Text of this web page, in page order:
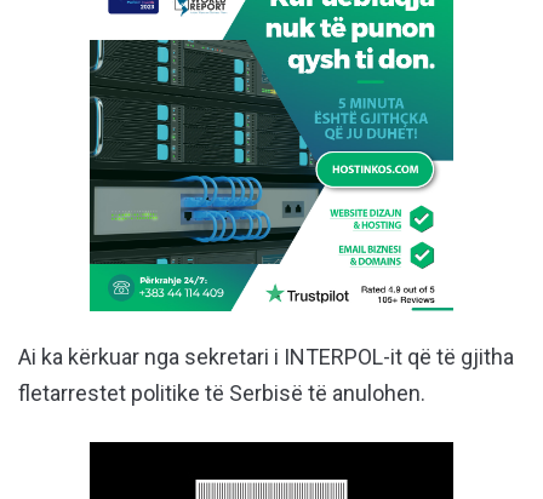
Ai ka kërkuar nga sekretari i INTERPOL-it që të gjitha
fletarrestet politike të Serbisë të anulohen.